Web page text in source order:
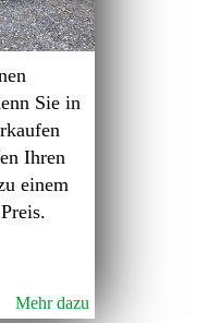
Sie in
Ihren
einem
Mehr dazu